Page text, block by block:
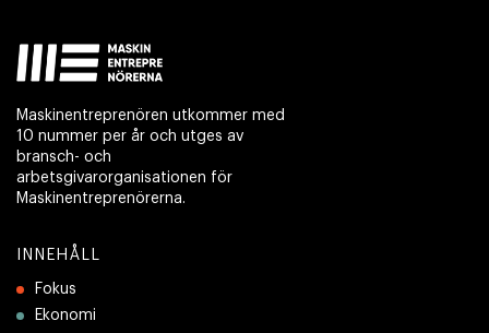
Maskinentreprenören utkommer med
10 nummer per år och utges av
bransch- och
arbetsgivarorganisationen för
Maskinentreprenörerna.
INNEHÅLL
Fokus
Ekonomi